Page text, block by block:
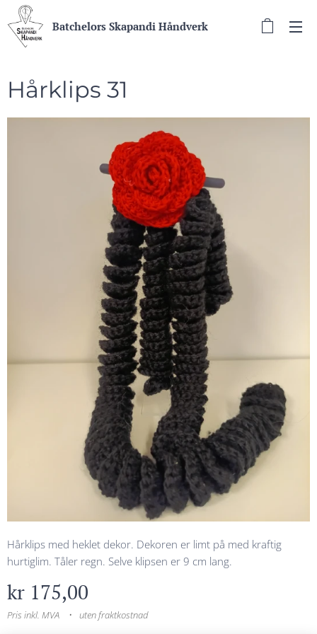
Batchelors Skapandi Håndverk
Hårklips 31
Hårklips med heklet dekor. Dekoren er limt på med kraftig
hurtiglim. Tåler regn. Selve klipsen er 9 cm lang.
kr 175,00
Pris inkl. MVA uten fraktkostnad